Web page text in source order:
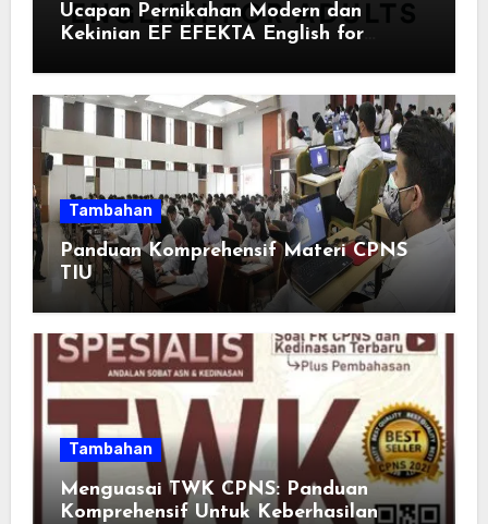
Ucapan Pernikahan Modern dan
Kekinian EF EFEKTA English for
Tambahan
Panduan Komprehensif Materi CPNS
TIU
Tambahan
Menguasai TWK CPNS: Panduan
Komprehensif Untuk Keberhasilan